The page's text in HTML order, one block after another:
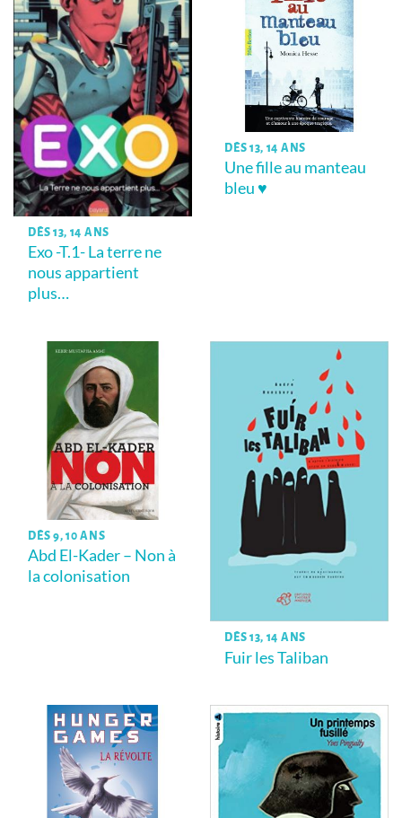
DÈS 13, 14 ANS
Exo -T.1- La terre ne
nous appartient
plus…
DÈS 13, 14 ANS
Une fille au manteau
bleu ♥
DÈS 9, 10 ANS
Abd El-Kader – Non à
la colonisation
DÈS 13, 14 ANS
Fuir les Taliban